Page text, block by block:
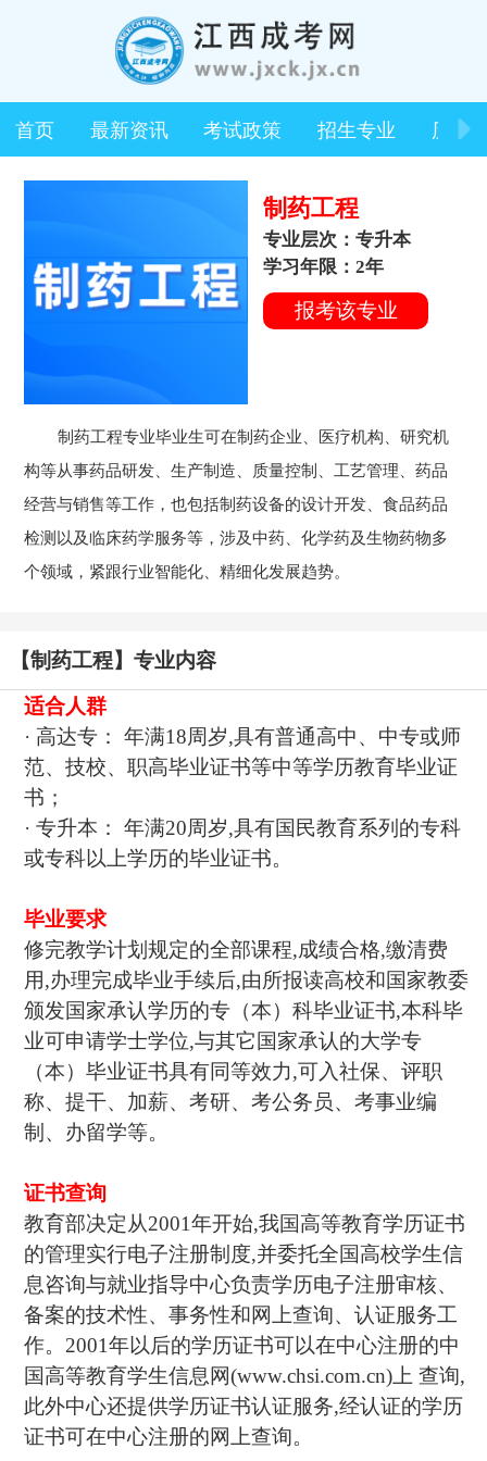
首页 最新资讯 考试政策 招生专业 历年
制药工程
专业层次：专升本
学习年限：2年
报考该专业
制药工程专业毕业生可在制药企业、医疗机构、研究机
构等从事药品研发、生产制造、质量控制、工艺管理、药品
经营与销售等工作，也包括制药设备的设计开发、食品药品
检测以及临床药学服务等，涉及中药、化学药及生物药物多
个领域，紧跟行业智能化、精细化发展趋势。
【制药工程】专业内容
适合人群
· 高达专： 年满18周岁,具有普通高中、中专或师
范、技校、职高毕业证书等中等学历教育毕业证
书；
· 专升本： 年满20周岁,具有国民教育系列的专科
或专科以上学历的毕业证书。
毕业要求
修完教学计划规定的全部课程,成绩合格,缴清费
用,办理完成毕业手续后,由所报读高校和国家教委
颁发国家承认学历的专（本）科毕业证书,本科毕
业可申请学士学位,与其它国家承认的大学专
（本）毕业证书具有同等效力,可入社保、评职
称、提干、加薪、考研、考公务员、考事业编
制、办留学等。
证书查询
教育部决定从2001年开始,我国高等教育学历证书
的管理实行电子注册制度,并委托全国高校学生信
息咨询与就业指导中心负责学历电子注册审核、
备案的技术性、事务性和网上查询、认证服务工
作。2001年以后的学历证书可以在中心注册的中
国高等教育学生信息网(www.chsi.com.cn)上 查询,
此外中心还提供学历证书认证服务,经认证的学历
证书可在中心注册的网上查询。